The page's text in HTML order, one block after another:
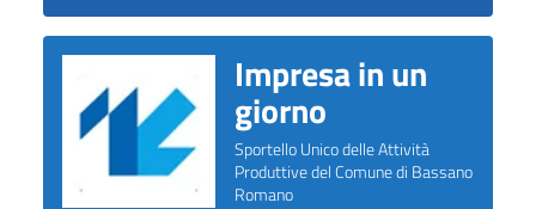
Impresa in un
giorno
Sportello Unico delle Attività
Produttive del Comune di Bassano
Romano